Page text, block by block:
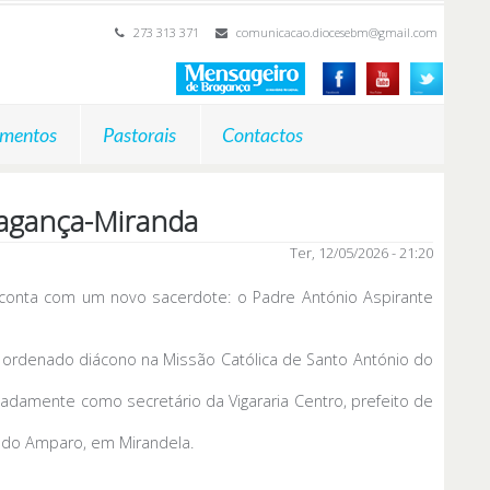
273 313 371 comunicacao.diocesebm@gmail.com
Pastorais Contactos
Miranda
Ter, 12/05/2026 - 21:20
com um novo sacerdote: o Padre António Aspirante
diácono na Missão Católica de Santo António do
como secretário da Vigararia Centro, prefeito de
Amparo, em Mirandela.